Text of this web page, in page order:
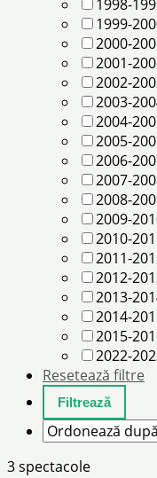
1998-
1999-
2000-
2001-
2002-
2003-
2004-
2005-
2006-
2007-
2008-
2009-
2010-
2011-
2012-
2013-
2014-
2015-
2022-
Resetează filtre
3 spectacole